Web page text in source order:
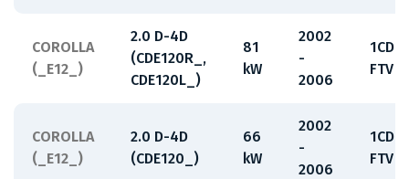
COROLLA
(_E12_)
2.0 D-4D
(CDE120R_,
CDE120L_)
81
kW
2002
-
2006
1CD-
FTV
COROLLA
(_E12_)
2.0 D-4D
(CDE120_)
66
kW
2002
-
2006
1CD-
FTV